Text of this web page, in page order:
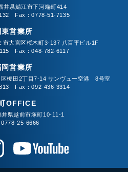
県鯖江市下河端町414
Fax：0778-51-7135
東営業所
市大宮区桜木町3-137 八百平ビル1F
Fax：048-782-6117
岡営業所
榎田2丁目7-14 サンヴュー空港 8号室
Fax：092-436-3314
OFFICE
県越前市塚町10-11-1
0778-25-6666